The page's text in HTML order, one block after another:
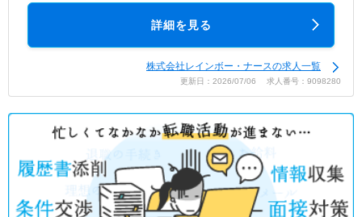
詳細を見る
株式会社レインボー・ナースの求人一覧
更新日：2026/07/06 求人番号：9098280